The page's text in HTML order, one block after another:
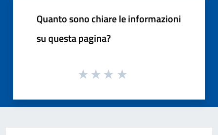
Quanto sono chiare le informazioni
su questa pagina?